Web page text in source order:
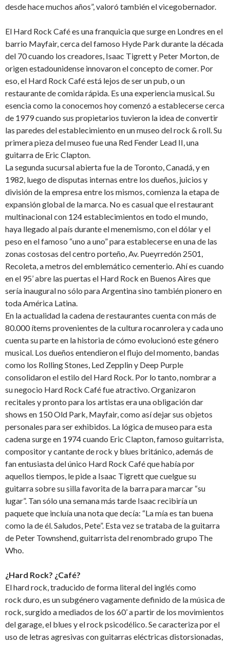
desde hace muchos años”, valoró también el vicegobernador.
El Hard Rock Café es una franquicia que surge en Londres en el
barrio Mayfair, cerca del famoso Hyde Park durante la década
del 70 cuando los creadores, Isaac Tigrett y Peter Morton, de
origen estadounidense innovaron el concepto de comer. Por
eso, el Hard Rock Café está lejos de ser un pub, o un
restaurante de comida rápida. Es una experiencia musical. Su
esencia como la conocemos hoy comenzó a establecerse cerca
de 1979 cuando sus propietarios tuvieron la idea de convertir
las paredes del establecimiento en un museo del rock & roll. Su
primera pieza del museo fue una Red Fender Lead II, una
guitarra de Eric Clapton.
La segunda sucursal abierta fue la de Toronto, Canadá, y en
1982, luego de disputas internas entre los dueños, juicios y
división de la empresa entre los mismos, comienza la etapa de
expansión global de la marca. No es casual que el restaurant
multinacional con 124 establecimientos en todo el mundo,
haya llegado al país durante el menemismo, con el dólar y el
peso en el famoso “uno a uno” para establecerse en una de las
zonas costosas del centro porteño, Av. Pueyrredón 2501,
Recoleta, a metros del emblemático cementerio. Ahí es cuando
en el 95’ abre las puertas el Hard Rock en Buenos Aires que
sería inaugural no sólo para Argentina sino también pionero en
toda América Latina.
En la actualidad la cadena de restaurantes cuenta con más de
80.000 ítems provenientes de la cultura rocanrolera y cada uno
cuenta su parte en la historia de cómo evolucionó este género
musical. Los dueños entendieron el flujo del momento, bandas
como los Rolling Stones, Led Zepplin y Deep Purple
consolidaron el estilo del Hard Rock. Por lo tanto, nombrar a
su negocio Hard Rock Café fue atractivo. Organizaron
recitales y pronto para los artistas era una obligación dar
shows en 150 Old Park, Mayfair, como así dejar sus objetos
personales para ser exhibidos. La lógica de museo para esta
cadena surge en 1974 cuando Eric Clapton, famoso guitarrista,
compositor y cantante de rock y blues británico, además de
fan entusiasta del único Hard Rock Café que había por
aquellos tiempos, le pide a Isaac Tigrett que cuelgue su
guitarra sobre su silla favorita de la barra para marcar “su
lugar”. Tan sólo una semana más tarde Isaac recibiría un
paquete que incluía una nota que decía: “La mía es tan buena
como la de él. Saludos, Pete”. Esta vez se trataba de la guitarra
de Peter Townshend, guitarrista del renombrado grupo The
Who.
¿Hard Rock? ¿Café?
El hard rock, traducido de forma literal del inglés como
rock duro, es un subgénero vagamente definido de la música de
rock, surgido a mediados de los 60’ a partir de los movimientos
del garage, el blues y el rock psicodélico. Se caracteriza por el
uso de letras agresivas con guitarras eléctricas distorsionadas,